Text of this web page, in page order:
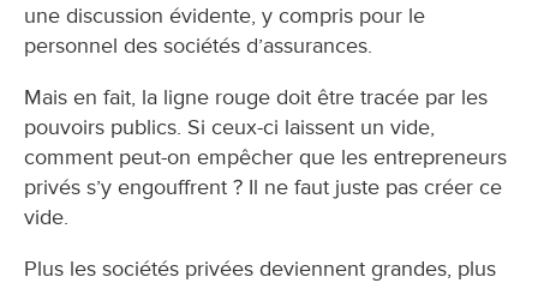
une discussion évidente, y compris pour le
personnel des sociétés d’assurances.
Mais en fait, la ligne rouge doit être tracée par les
pouvoirs publics. Si ceux-ci laissent un vide,
comment peut-on empêcher que les entrepreneurs
privés s’y engouffrent ? Il ne faut juste pas créer ce
vide.
Plus les sociétés privées deviennent grandes, plus